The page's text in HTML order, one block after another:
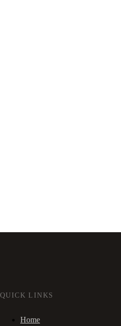
QUICK LINKS
Home